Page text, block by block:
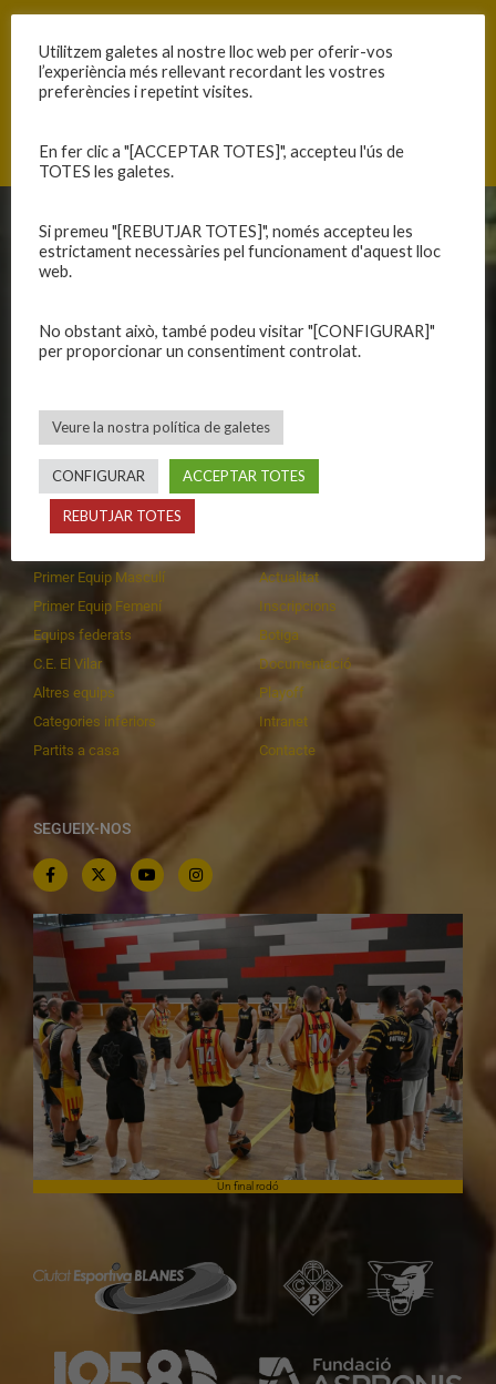
DIA DE PARTIT PARTITS A LA CIUTAT ESPORTIVA
CLUB
Història
Publicacions
Política de galetes
EQUIPS
Equips masculins
Escola
CALENDARIS
Primer Equip Masculí
Primer Equip Femení
Equips federats
C.E. El Vilar
Altres equips
Categories inferiors
Partits a casa
Actualitat
Inscripcions
Botiga
Documentació
Playoff
Intranet
Contacte
SEGUEIX-NOS
Un final rodó
Utilitzem galetes al nostre lloc web per oferir-vos
l’experiència més rellevant recordant les vostres
preferències i repetint visites.
En fer clic a "[ACCEPTAR TOTES]", accepteu l'ús de
TOTES les galetes.
Si premeu "[REBUTJAR TOTES]", només accepteu les
estrictament necessàries pel funcionament d'aquest lloc
web.
No obstant això, també podeu visitar "[CONFIGURAR]"
per proporcionar un consentiment controlat.
Veure la nostra política de galetes
CONFIGURAR ACCEPTAR TOTES
REBUTJAR TOTES